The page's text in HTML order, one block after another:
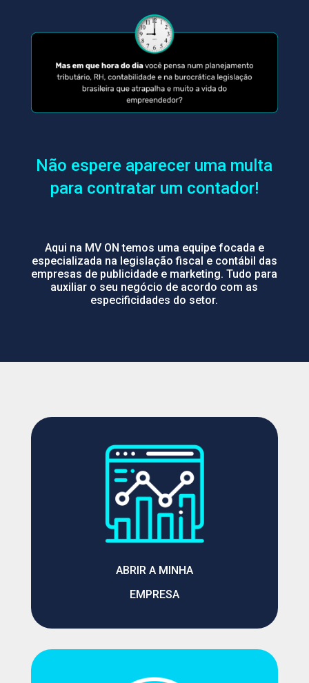
Não espere aparecer uma multa
para contratar um contador!
Aqui na MV ON temos uma equipe focada e
especializada na legislação fiscal e contábil das
empresas de publicidade e marketing. Tudo para
auxiliar o seu negócio de acordo com as
especificidades do setor.
ABRIR A MINHA
EMPRESA